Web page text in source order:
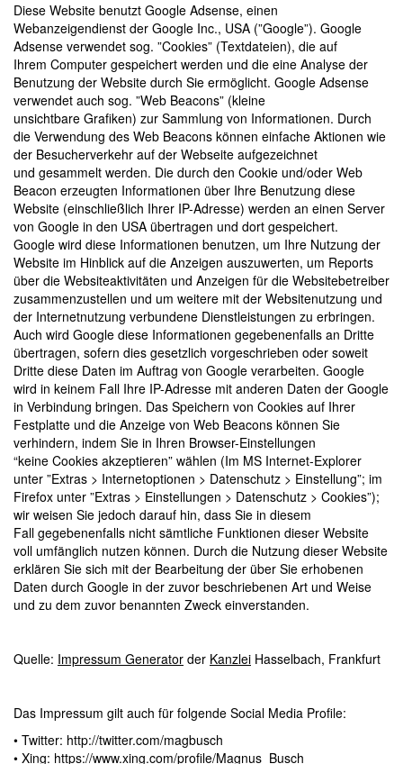
Diese Website benutzt Google Adsense, einen
Webanzeigendienst der Google Inc., USA (”Google”). Google
Adsense verwendet sog. ”Cookies” (Textdateien), die auf
Ihrem Computer gespeichert werden und die eine Analyse der
Benutzung der Website durch Sie ermöglicht. Google Adsense
verwendet auch sog. ”Web Beacons” (kleine
unsichtbare Grafiken) zur Sammlung von Informationen. Durch
die Verwendung des Web Beacons können einfache Aktionen wie
der Besucherverkehr auf der Webseite aufgezeichnet
und gesammelt werden. Die durch den Cookie und/oder Web
Beacon erzeugten Informationen über Ihre Benutzung diese
Website (einschließlich Ihrer IP-Adresse) werden an einen Server
von Google in den USA übertragen und dort gespeichert.
Google wird diese Informationen benutzen, um Ihre Nutzung der
Website im Hinblick auf die Anzeigen auszuwerten, um Reports
über die Websiteaktivitäten und Anzeigen für die Websitebetreiber
zusammenzustellen und um weitere mit der Websitenutzung und
der Internetnutzung verbundene Dienstleistungen zu erbringen.
Auch wird Google diese Informationen gegebenenfalls an Dritte
übertragen, sofern dies gesetzlich vorgeschrieben oder soweit
Dritte diese Daten im Auftrag von Google verarbeiten. Google
wird in keinem Fall Ihre IP-Adresse mit anderen Daten der Google
in Verbindung bringen. Das Speichern von Cookies auf Ihrer
Festplatte und die Anzeige von Web Beacons können Sie
verhindern, indem Sie in Ihren Browser-Einstellungen
“keine Cookies akzeptieren” wählen (Im MS Internet-Explorer
unter ”Extras > Internetoptionen > Datenschutz > Einstellung”; im
Firefox unter ”Extras > Einstellungen > Datenschutz > Cookies”);
wir weisen Sie jedoch darauf hin, dass Sie in diesem
Fall gegebenenfalls nicht sämtliche Funktionen dieser Website
voll umfänglich nutzen können. Durch die Nutzung dieser Website
erklären Sie sich mit der Bearbeitung der über Sie erhobenen
Daten durch Google in der zuvor beschriebenen Art und Weise
und zu dem zuvor benannten Zweck einverstanden.
Quelle: Impressum Generator der Kanzlei Hasselbach, Frankfurt
Das Impressum gilt auch für folgende Social Media Profile:
• Twitter: http://twitter.com/magbusch
• Xing: https://www.xing.com/profile/Magnus_Busch